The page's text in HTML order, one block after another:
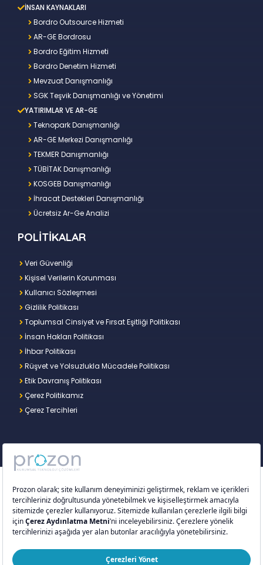
İNSAN KAYNAKLARI
Bordro Outsource Hizmeti
AR-GE Bordrosu
Bordro Eğitim Hizmeti
Bordro Denetim Hizmeti
Mevzuat Danışmanlığı
SGK Teşvik Danışmanlığı ve Yönetimi
YATIRIMLAR VE AR-GE
Teknopark Danışmanlığı
AR-GE Merkezi Danışmanlığı
TEKMER Danışmanlığı
TÜBİTAK Danışmanlığı
KOSGEB Danışmanlığı
İhracat Destekleri Danışmanlığı
Ücretsiz Ar-Ge Analizi
POLİTİKALAR
Veri Güvenliği
Kişisel Verilerin Korunması
Kullanıcı Sözleşmesi
Gizlilik Politikası
Toplumsal Cinsiyet ve Fırsat Eşitliği Politikası
İnsan Hakları Politikası
İhbar Politikası
Rüşvet ve Yolsuzlukla Mücadele Politikası
Etik Davranış Politikası
Çerez Politikamız
Çerez Tercihleri
Copyright © 2026 – Prozon. Prozon markası ve
Prozon Kurumsal Teknoloji Çözümleri Anonim
Şirketi,Proventus Danışmanlık Limited Şirketi’nin
tescilli markası ve teknoloji şirketidir.